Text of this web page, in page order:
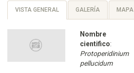
VISTA GENERAL GALERÍA MAPA
Nombre
cientifico:
Protoperidinium
pellucidum